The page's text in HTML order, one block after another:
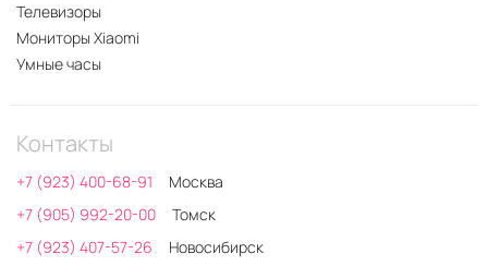
Телевизоры
Мониторы Xiaomi
Умные часы
Контакты
+7 (923) 400-68-91
Москва
+7 (905) 992-20-00
Томск
+7 (923) 407-57-26
Новосибирск